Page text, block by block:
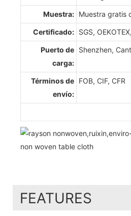
Muestra: Muestra gratis
Certificado: SGS,
Puerto de
carga:
Shenzhen,
Términos de
envío:
FOB, CIF, CFR
FEATURES